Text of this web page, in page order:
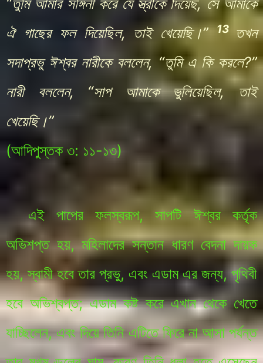
ঐ গাছের ফল দিয়েছিল, তাই খেয়েছি।” 13 তখন
সদাপ্রভু ঈশ্বর নারীকে বললেন, “তুমি এ কি করলে?”
নারী বললেন, “সাপ আমাকে ভুলিয়েছিল, তাই
খেয়েছি।”
(আদিপুস্তক ৩: ১১-১৩)
এই পাপের ফলস্বরূপ, সাপটি ঈশ্বর কর্তৃক
অভিশপ্ত হয়, মহিলাদের সন্তান ধারণ বেদনা দায়ক
হয়, স্বামী হবে তার প্রভু, এবং এডাম এর জন্য, পৃথিবী
হবে অভিশ্বপ্ত; এডাম কষ্ট করে এখান থেকে খেতে
যাচ্ছিলেন, এবং দিয়ে তিনি এটিতে ফিরে না আসা পর্যন্ত